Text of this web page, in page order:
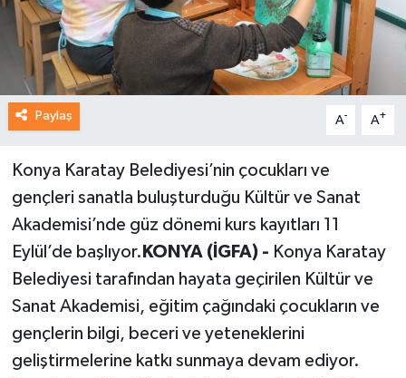
Paylaş A- A+
Konya ​​​​​​​Karatay Belediyesi’nin çocukları ve
gençleri sanatla buluşturduğu Kültür ve Sanat
Akademisi’nde güz dönemi kurs kayıtları 11
Eylül’de başlıyor. KONYA (İGFA) - Konya Karatay
Belediyesi tarafından hayata geçirilen Kültür ve
Sanat Akademisi, eğitim çağındaki çocukların ve
gençlerin bilgi, beceri ve yeteneklerini
geliştirmelerine katkı sunmaya devam ediyor.